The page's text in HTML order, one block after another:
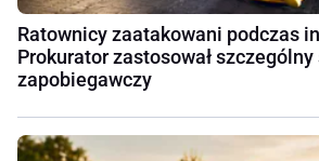
Ratownicy zaatakowani podczas
Prokurator zastosował szczególny
zapobiegawczy